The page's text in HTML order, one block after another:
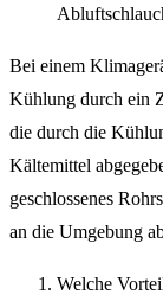
Bei einem
Kühlung durch ein
die durch die
Kältemittel
geschlossenes
an die Umgebung
Welche